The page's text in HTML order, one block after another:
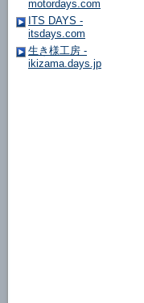
motordays.com
ITS DAYS -
itsdays.com
生き様工房 -
ikizama.days.jp